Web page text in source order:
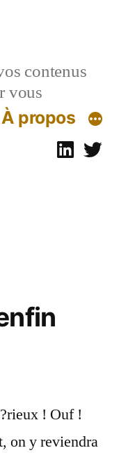
contenus
vous
À propos
! Ouf !
on y reviendra